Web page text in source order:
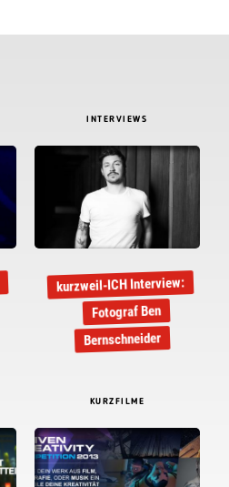
INTERVIEWS
kurzweil-ICH Interview:
Fotograf Ben
Bernschneider
KURZFILME